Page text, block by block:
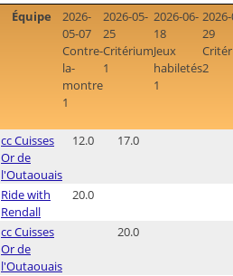
Équipe
2026-
05-07
Contre-
la-
montre
1
2026-05-
25
Critérium
1
2026-06-
18
Jeux
habiletés
1
29
2
cc Cuisses
Or de
l'Outaouais
12.0 17.0
Ride with
Rendall
20.0
cc Cuisses
Or de
l'Outaouais
20.0